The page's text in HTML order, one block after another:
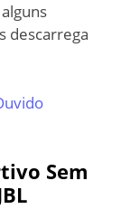
descarrega
Sem